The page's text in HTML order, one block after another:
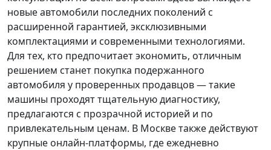
новые автомобили последних поколений с
расширенной гарантией, эксклюзивными
комплектациями и современными технологиями.
Для тех, кто предпочитает экономить, отличным
решением станет покупка подержанного
автомобиля у проверенных продавцов — такие
машины проходят тщательную диагностику,
предлагаются с прозрачной историей и по
привлекательным ценам. В Москве также действуют
крупные онлайн-платформы, где ежедневно